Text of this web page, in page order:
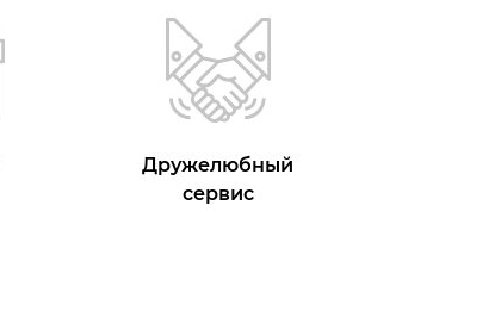
Дружелюбный
сервис